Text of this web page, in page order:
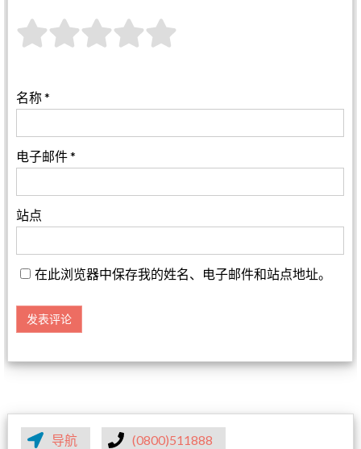
名称*
电子邮件*
站点
在此浏览器中保存我的姓名、电子邮件和站点地址。
导航 (0800)511888